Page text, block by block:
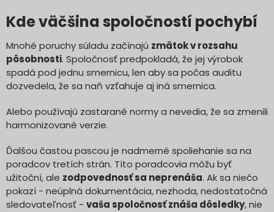
Kde väčšina spoločností pochybí
Mnohé poruchy súladu začínajú zmätok v rozsahu
pôsobnosti. Spoločnosť predpokladá, že jej výrobok
spadá pod jednu smernicu, len aby sa počas auditu
dozvedela, že sa naň vzťahuje aj iná smernica.
Alebo používajú zastarané normy a nevedia, že sa zmenili
harmonizované verzie.
Ďalšou častou pascou je nadmerné spoliehanie sa na
poradcov tretích strán. Títo poradcovia môžu byť
užitoční, ale zodpovednosť sa neprenáša. Ak sa niečo
pokazí - neúplná dokumentácia, nezhoda, nedostatočná
sledovateľnosť - vaša spoločnosť znáša dôsledky, nie